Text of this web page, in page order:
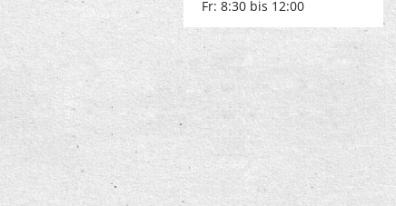
Fr: 8:30 bis 12:00